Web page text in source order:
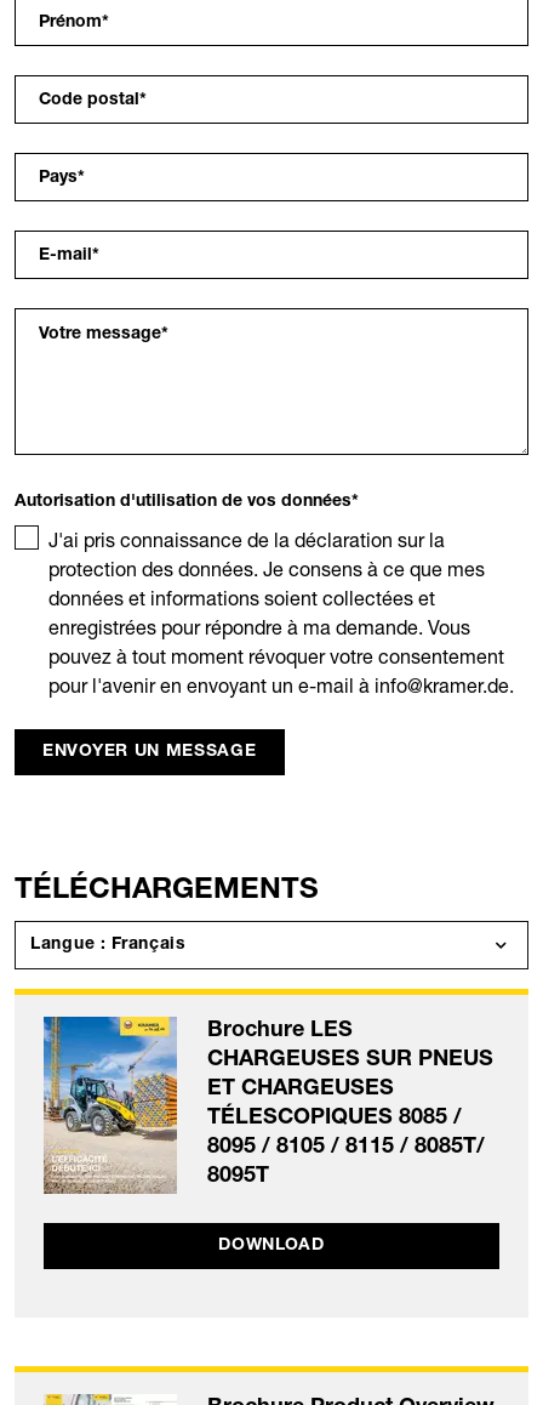
Prénom*
Code postal*
Pays*
E-mail*
Votre message*
Autorisation d'utilisation de vos données*
J'ai pris connaissance de la déclaration sur la
protection des données. Je consens à ce que mes
données et informations soient collectées et
enregistrées pour répondre à ma demande. Vous
pouvez à tout moment révoquer votre consentement
pour l'avenir en envoyant un e-mail à info@kramer.de.
ENVOYER UN MESSAGE
TÉLÉCHARGEMENTS
Langue : Français
Brochure LES
CHARGEUSES SUR PNEUS
ET CHARGEUSES
TÉLESCOPIQUES 8085 /
8095 / 8105 / 8115 / 8085T/
8095T
DOWNLOAD